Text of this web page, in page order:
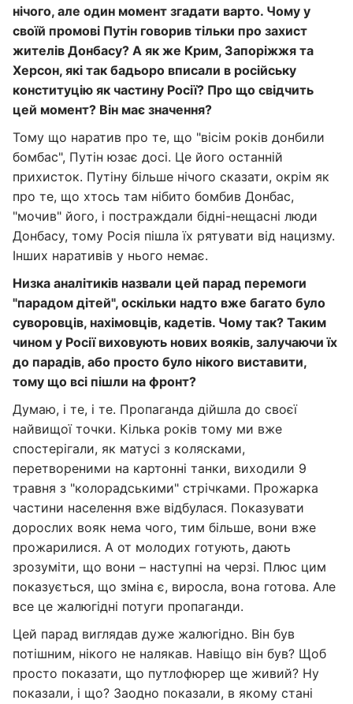
нічого, але один момент згадати варто. Чому у
своїй промові Путін говорив тільки про захист
жителів Донбасу? А як же Крим, Запоріжжя та
Херсон, які так бадьоро вписали в російську
конституцію як частину Росії? Про що свідчить
цей момент? Він має значення?
Тому що наратив про те, що "вісім років донбили
бомбас", Путін юзає досі. Це його останній
прихисток. Путіну більше нічого сказати, окрім як
про те, що хтось там нібито бомбив Донбас,
"мочив" його, і постраждали бідні-нещасні люди
Донбасу, тому Росія пішла їх рятувати від нацизму.
Інших наративів у нього немає.
Низка аналітиків назвали цей парад перемоги
"парадом дітей", оскільки надто вже багато було
суворовців, нахімовців, кадетів. Чому так? Таким
чином у Росії виховують нових вояків, залучаючи їх
до парадів, або просто було нікого виставити,
тому що всі пішли на фронт?
Думаю, і те, і те. Пропаганда дійшла до своєї
найвищої точки. Кілька років тому ми вже
спостерігали, як матусі з колясками,
перетвореними на картонні танки, виходили 9
травня з "колорадськими" стрічками. Прожарка
частини населення вже відбулася. Показувати
дорослих вояк нема чого, тим більше, вони вже
прожарилися. А от молодих готують, дають
зрозуміти, що вони – наступні на черзі. Плюс цим
показується, що зміна є, виросла, вона готова. Але
все це жалюгідні потуги пропаганди.
Цей парад виглядав дуже жалюгідно. Він був
потішним, нікого не налякав. Навіщо він був? Щоб
просто показати, що путлофюрер ще живий? Ну
показали, і що? Заодно показали, в якому стані